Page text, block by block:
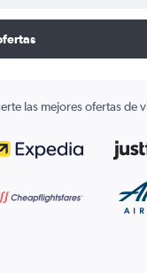
las mejores ofertas de